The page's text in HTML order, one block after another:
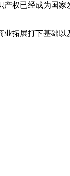
权已经成为国
拓展打下基础